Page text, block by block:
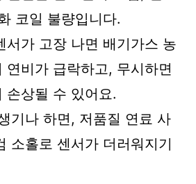
코일 불량입니다.
서가 고장 나면 배기가스 농
연비가 급락하고, 무시하면
손상될 수 있어요.
기나 하면, 저품질 연료 사
소홀로 센서가 더러워지기